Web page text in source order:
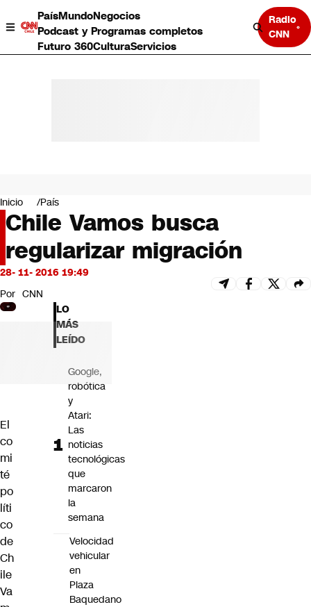
PaísMundoNegocios
Podcast y Programas completos
Futuro 360CulturaServicios
Radio
CNN
Negocios
Deportes
Programas completos
Cultura
Servicios
Bits
CNN Data
CNN tiempo
Futuro 360
Inicio País
Chile Vamos busca
regularizar migración
28- 11- 2016 19:49
Por CNN
El
co
mi
té
po
líti
co
de
Ch
ile
Va
LO
MÁS
LEÍDO
Google,
robótica
y
Atari:
Las
noticias
tecnológicas
que
marcaron
la
semana
Velocidad
vehicular
en
Plaza
Baquedano